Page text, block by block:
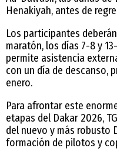
Henakiyah, antes de
Los participantes
maratón, los días 7-8 y
permite asistencia
con un día de descanso,
enero.
Para afrontar este
etapas del Dakar 2026,
del nuevo y más robusto
formación de pilotos y